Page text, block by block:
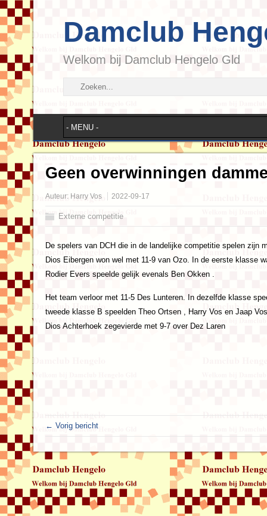
Damclub
Welkom bij Damclub Hengelo Gld
Geen overwinningen
Auteur: Harry Vos 2022-09-17
Externe competitie
De spelers van DCH die in de landelijke competitie spelen zijn
Dios Eibergen won wel met 11-9 van Ozo. In de eerste klasse
Rodier Evers speelde gelijk evenals Ben Okken .
Het team verloor met 11-5 Des Lunteren. In dezelfde klasse
tweede klasse B speelden Theo Ortsen , Harry Vos en Jaap
Dios Achterhoek zegevierde met 9-7 over Dez Laren
← Vorig bericht